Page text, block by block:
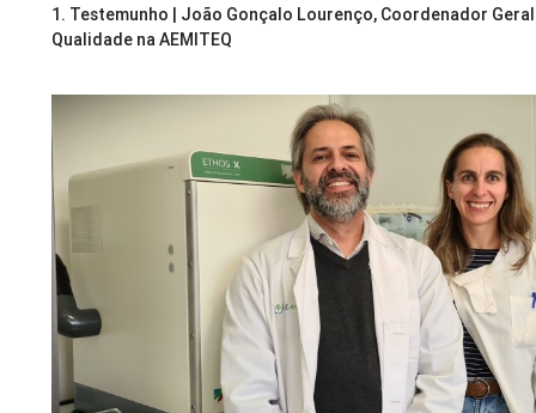
1.​ Testemunho | João Gonçalo Lourenço, Coordenador
Qualidade na AEMITEQ